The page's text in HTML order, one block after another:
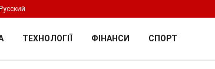
Русский
ТЕХНОЛОГІЇ ФІНАНСИ СПОРТ